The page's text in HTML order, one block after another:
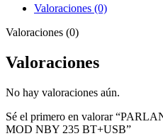
Valoraciones (0)
Valoraciones (0)
Valoraciones
No hay valoraciones aún.
Sé el primero en valorar
MOD NBY 235 BT+USB”